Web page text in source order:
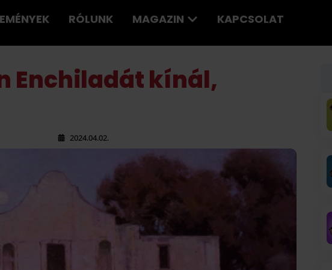
RÓLUNK MAGAZIN KAPCSOLAT
Enchiladát kínál,
2024.04.02.